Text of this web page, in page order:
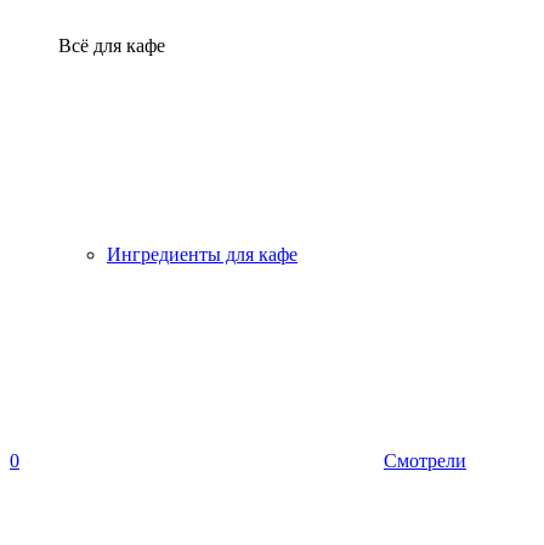
Всё для кафе
Ингредиенты для кафе
0 Смотрели